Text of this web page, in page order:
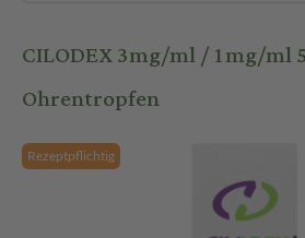
CILODEX 3mg/ml / 1mg/ml
Ohrentropfen
Rezeptpflichtig